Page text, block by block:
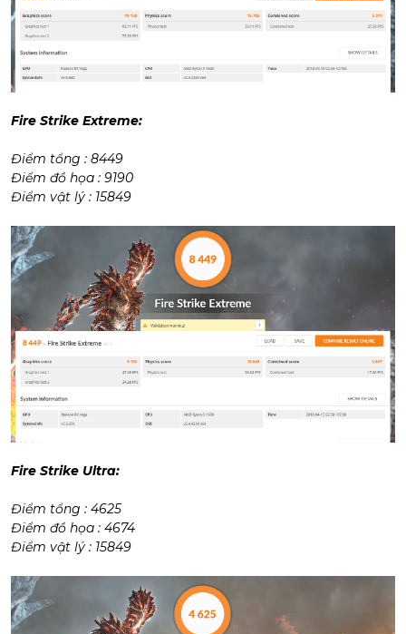
Fire Strike Extreme:
Điểm tổng : 8449
Điểm đồ họa : 9190
Điểm vật lý : 15849
Fire Strike Ultra:
Điểm tổng : 4625
Điểm đồ họa : 4674
Điểm vật lý : 15849